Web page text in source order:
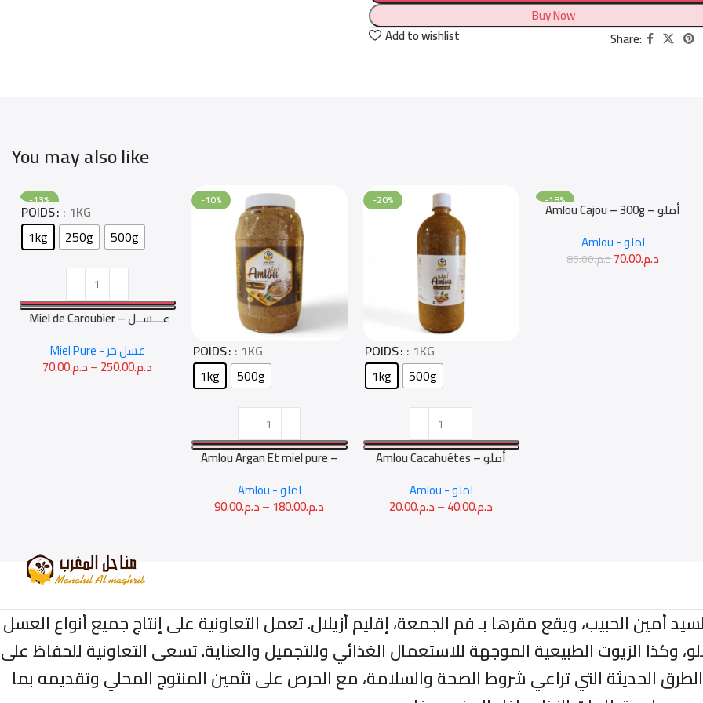
Buy Now
Add to wishlist
Share:
You may also like
-13%
Select Options
POIDS : 1KG
1kg
250g 500g
Miel de Caroubier – عـــســل
Miel Pure - عسل حر
د.م.70.00 – د.م.250.00
-10%
Select Options
POIDS : 1KG
1kg
500g
Amlou Argan Et miel pure –
Amlou - املو
د.م.90.00 – د.م.180.00
-20%
Select Options
POIDS : 1KG
1kg
500g
Amlou Cacahuétes – أملو
Amlou - املو
د.م.20.00 – د.م.40.00
-18%
NEW
Add To Cart
Amlou Cajou – 300g – أملو
Amlou - املو
د.م.85.00 د.م.70.00
مناحل المغرب سنة 2016 على يد السيد أمين الحبيب، ويقع مقرها بـ فم الجمعة، إقليم أزيلال. تعمل التعاونية على إنتاج جميع أنواع العسل
وكذا الزيوت الطبيعية الموجهة للاستعمال الغذائي وللتجميل والعناية. تسعى التعاونية للحفاظ على
الحديثة التي تراعي شروط الصحة والسلامة، مع الحرص على تثمين المنتوج المحلي وتقديمه بما